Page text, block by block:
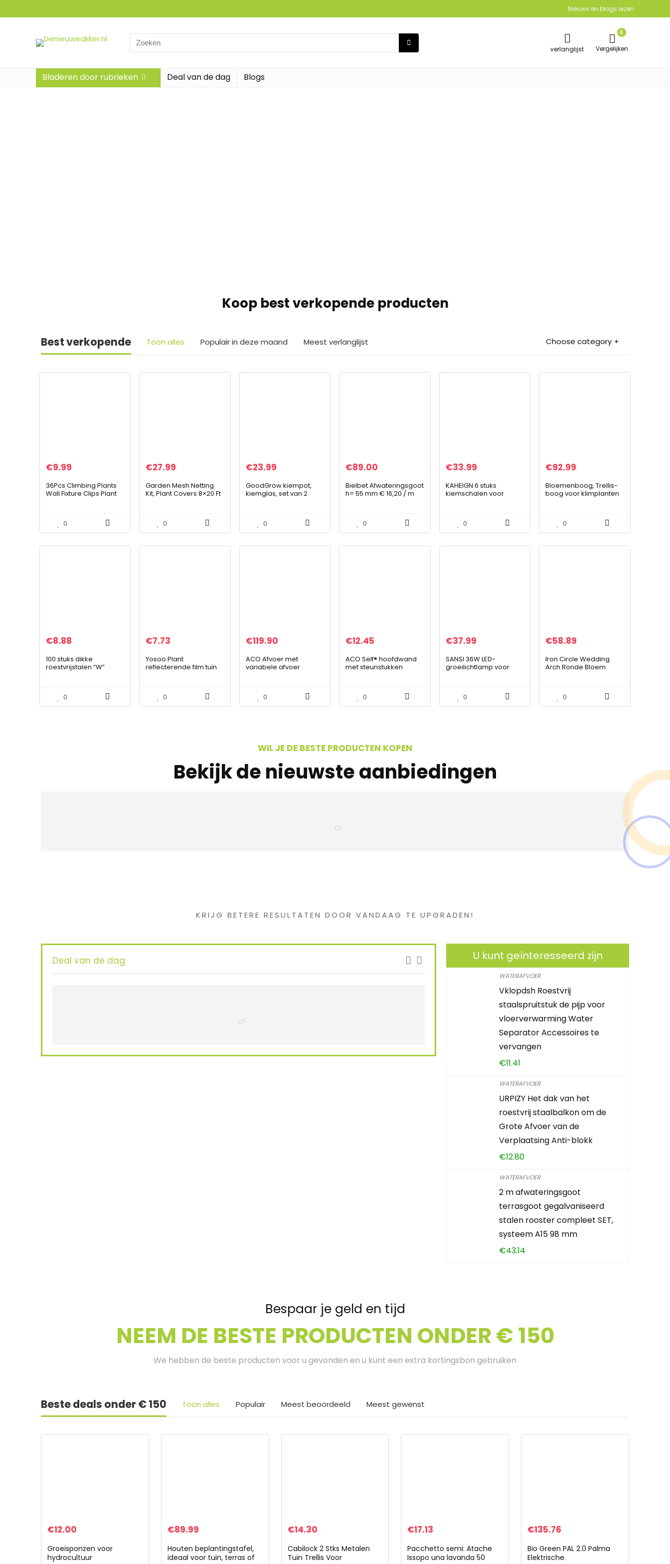
Nieuws en blogs lezen
verlanglijst
0
Vergelijken
Bladeren door rubrieken Deal van de dag Blogs
Koop best verkopende producten
Best verkopende Toon alles Populair in deze maand Meest verlanglijst Choose category
€9.99
36Pcs Climbing Plants
Wall Fixture Clips Plant
zelfklevende plant…
0
€27.99
Garden Mesh Netting
Kit, Plant Covers 8×20 Ft
Clips & Pinnen, Plant
Vijver…
0
€23.99
GoodGrow kiempot,
kiemglas, set van 2
stalen roosterdeksel, 2
instelbare houders…
0
€89.00
Bielbet Afwateringsgoot
h= 55 mm € 16,20 / m
0
€33.99
KAHEIGN 6 stuks
kiemschalen voor
kiemschaal met deksel
voor grote zaden,
kiembak…
0
€92.99
Bloemenboog, Trellis-
boog voor klimplanten
klimplanten, tuingazon…
0
€8.88
100 stuks dikke
roestvrijstalen “W”
0
€7.73
Yosoo Plant
reflecterende film tuin
bladeren 210 x 120 cm /
82,68 x 47…
0
€119.90
ACO Afvoer met
variabele afvoer
0
€12.45
ACO Self® hoofdwand
met steunstukken
0
€37.99
SANSI 36W LED-
groeilichtlamp voor
spectrum LED-plant
gloeilamp, zonlicht wit…
0
€58.89
Iron Circle Wedding
Arch Ronde Bloem
Verjaardagsfeest Lawn
Wedding Babyshower
(2M…
0
WIL JE DE BESTE PRODUCTEN KOPEN
Bekijk de nieuwste aanbiedingen
KRIJG BETERE RESULTATEN DOOR VANDAAG TE UPGRADEN!
Deal van de dag U kunt geïnteresseerd zijn
WATERAFVOER
Vklopdsh Roestvrij
staalspruitstuk de pijp voor
vloerverwarming Water
Separator Accessoires te
vervangen
€11.41
WATERAFVOER
URPIZY Het dak van het
roestvrij staalbalkon om de
Grote Afvoer van de
Verplaatsing Anti-blokk
€12.80
WATERAFVOER
2 m afwateringsgoot
terrasgoot gegalvaniseerd
stalen rooster compleet SET,
systeem A15 98 mm
€43.14
Bespaar je geld en tijd
NEEM DE BESTE PRODUCTEN ONDER € 150
We hebben de beste producten voor u gevonden en u kunt een extra kortingsbon gebruiken
Beste deals onder € 150 Toon alles Populair Meest beoordeeld Meest gewenst
€12.00
Groeisponzen voor
hydrocultuur
€89.99
Houten beplantingstafel,
ideaal voor tuin, terras of
€14.30
Cabilock 2 Stks Metalen
Tuin Trellis Voor
€17.13
Pacchetto semi: Atache
Issopo una lavanda 50
€135.76
Bio Green PAL 2.0 Palma
Elektrische